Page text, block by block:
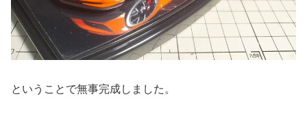
ということで無事完成しました。